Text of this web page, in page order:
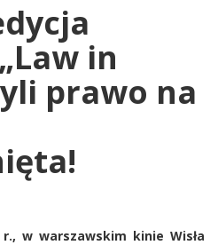
konkursu
„Law
in
–
na
co
in
prawo na
w warszawskim kinie Wisła